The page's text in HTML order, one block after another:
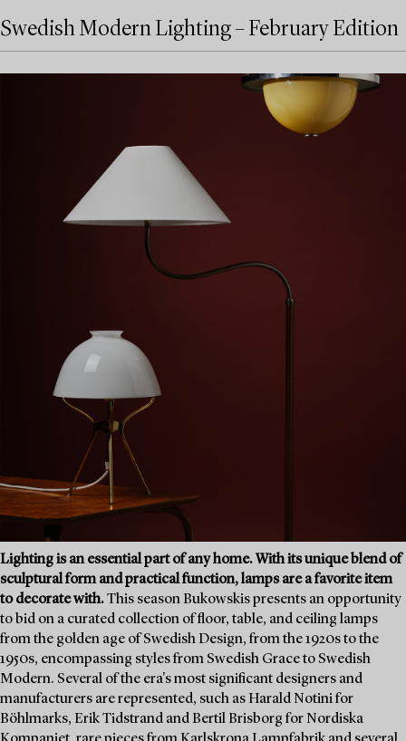
Swedish Modern Lighting – February Edition
Lighting is an essential part of any home. With its unique blend of
sculptural form and practical function, lamps are a favorite item
to decorate with.This season Bukowskis presents an opportunity
to bid on a curated collection of floor, table, and ceiling lamps
from the golden age of Swedish Design, from the 1920s to the
1950s, encompassing styles from Swedish Grace to Swedish
Modern. Several of the era's most significant designers and
manufacturers are represented, such as Harald Notini for
Böhlmarks, Erik Tidstrand and Bertil Brisborg for Nordiska